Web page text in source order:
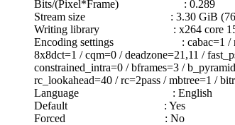
Bits/(Pixel*Frame) : 0.289
Stream size : 3.30 GiB
Writing library : x264 core 157
Encoding settings : cabac=1 / ref=5 /
8x8dct=1 / cqm=0 / deadzone=21,11 /
constrained_intra=0 / bframes=3 /
rc_lookahead=40 / rc=2pass / mbtree=1 /
Language : English
Default : Yes
Forced : No